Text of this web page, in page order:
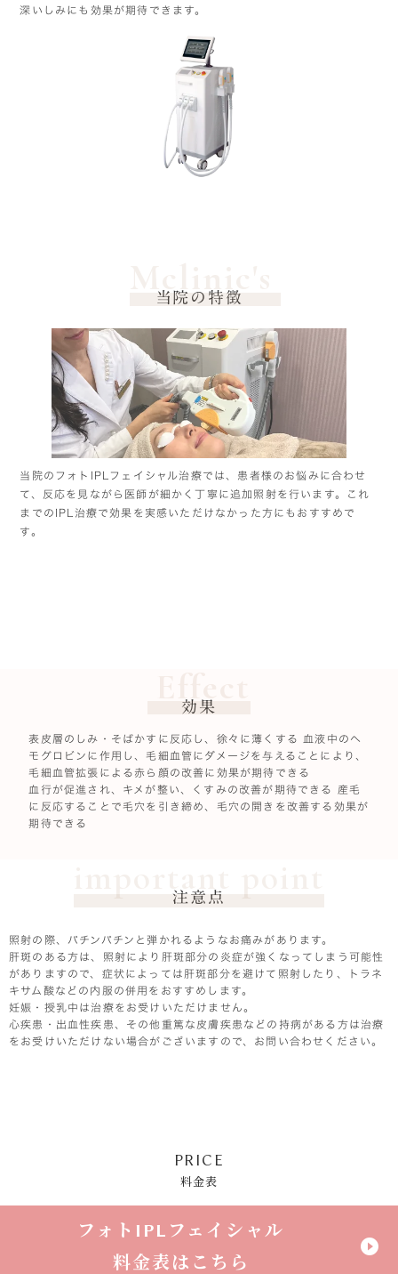
深いしみにも効果が期待できます。
当院の特徴
当院のフォトIPLフェイシャル治療では、患者様のお悩みに合わせ
て、反応を見ながら医師が細かく丁寧に追加照射を行います。これ
までのIPL治療で効果を実感いただけなかった方にもおすすめで
す。
効果
表皮層のしみ・そばかすに反応し、徐々に薄くする 血液中のヘ
モグロビンに作用し、毛細血管にダメージを与えることにより、
毛細血管拡張による赤ら顔の改善に効果が期待できる
血行が促進され、キメが整い、くすみの改善が期待できる 産毛
に反応することで毛穴を引き締め、毛穴の開きを改善する効果が
期待できる
注意点
照射の際、パチンパチンと弾かれるようなお痛みがあります。
肝斑のある方は、照射により肝斑部分の炎症が強くなってしまう可能性
がありますので、症状によっては肝斑部分を避けて照射したり、トラネ
キサム酸などの内服の併用をおすすめします。
妊娠・授乳中は治療をお受けいただけません。
心疾患・出血性疾患、その他重篤な皮膚疾患などの持病がある方は治療
をお受けいただけない場合がございますので、お問い合わせください。
PRICE
料金表
フォトIPLフェイシャル
料金表はこちら
play_circle_filled